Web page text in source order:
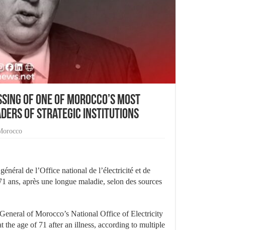
of one of Morocco’s most
of strategic institutions
de l’Office national de l’électricité et de
ans, après une longue maladie, selon des sources
of Morocco’s National Office of Electricity
the age of 71 after an illness, according to multiple